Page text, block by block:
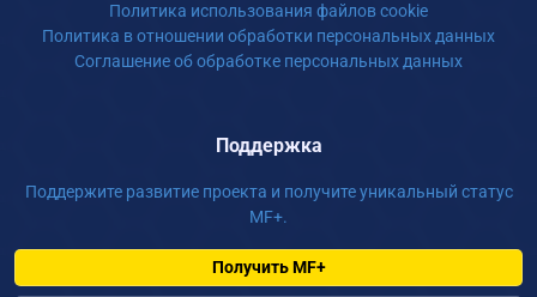
Политика использования файлов cookie
Политика в отношении обработки персональных данных
Соглашение об обработке персональных данных
Поддержка
Поддержите развитие проекта и получите уникальный статус
MF+.
Получить MF+